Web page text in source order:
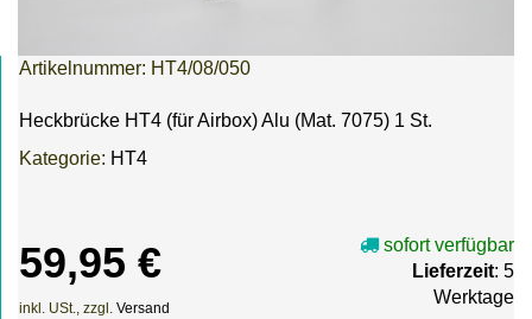
Artikelnummer: HT4/08/050
Heckbrücke HT4 (für Airbox) Alu (Mat. 7075) 1 St.
Kategorie: HT4
59,95 €
inkl. USt., zzgl. Versand
sofort verfügbar
Lieferzeit: 5
Werktage